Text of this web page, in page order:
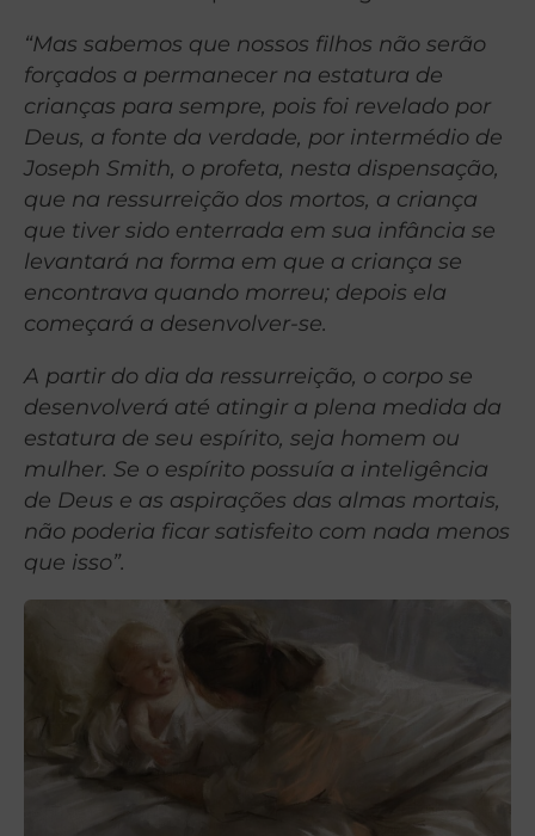
“Mas sabemos que nossos filhos não serão
forçados a permanecer na estatura de
crianças para sempre, pois foi revelado por
Deus, a fonte da verdade, por intermédio de
Joseph Smith, o profeta, nesta dispensação,
que na ressurreição dos mortos, a criança
que tiver sido enterrada em sua infância se
levantará na forma em que a criança se
encontrava quando morreu; depois ela
começará a desenvolver-se.
A partir do dia da ressurreição, o corpo se
desenvolverá até atingir a plena medida da
estatura de seu espírito, seja homem ou
mulher. Se o espírito possuía a inteligência
de Deus e as aspirações das almas mortais,
não poderia ficar satisfeito com nada menos
que isso”.